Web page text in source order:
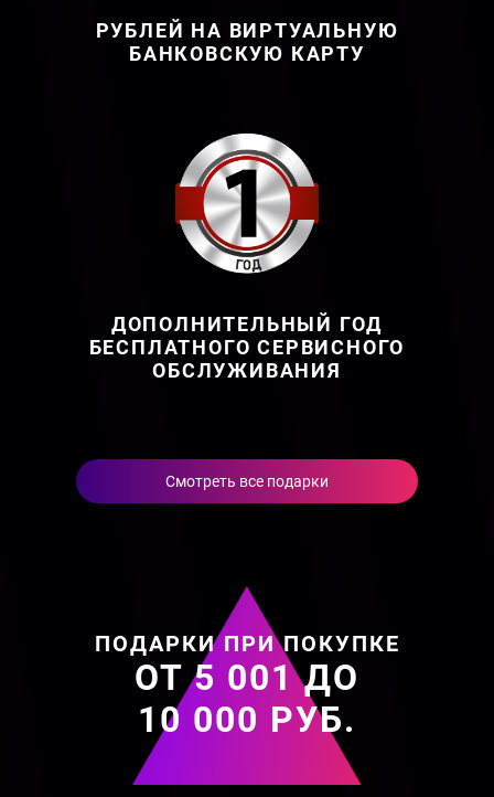
РУБЛЕЙ НА ВИРТУАЛЬНУЮ
БАНКОВСКУЮ КАРТУ
ДОПОЛНИТЕЛЬНЫЙ ГОД
БЕСПЛАТНОГО СЕРВИСНОГО
ОБСЛУЖИВАНИЯ
Смотреть все подарки
ПОДАРКИ ПРИ ПОКУПКЕ
ОТ 5 001 ДО
10 000 РУБ.